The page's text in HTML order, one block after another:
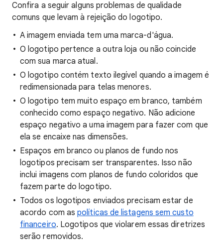
Confira a seguir alguns problemas de qualidade
comuns que levam à rejeição do logotipo.
A imagem enviada tem uma marca-d'água.
O logotipo pertence a outra loja ou não coincide
com sua marca atual.
O logotipo contém texto ilegível quando a imagem é
redimensionada para telas menores.
O logotipo tem muito espaço em branco, também
conhecido como espaço negativo. Não adicione
espaço negativo a uma imagem para fazer com que
ela se encaixe nas dimensões.
Espaços em branco ou planos de fundo nos
logotipos precisam ser transparentes. Isso não
inclui imagens com planos de fundo coloridos que
fazem parte do logotipo.
Todos os logotipos enviados precisam estar de
acordo com aspolíticas de listagens sem custo
financeiro. Logotipos que violarem essas diretrizes
serão removidos.